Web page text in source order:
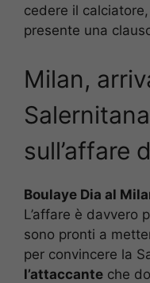
cedere il
presente una
Milan,
sull’affare
Boulaye Dia al
L’affare è davvero
sono pronti a
per convincere la
l’attaccante che